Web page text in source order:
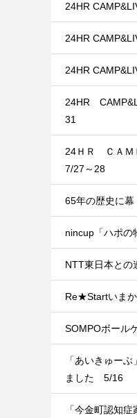
24HR
24HR
24HR
24HR
31
24ＨＲ ＣＡＭ
7/27～28
65年の歴史に幕
nincup「ハポの
NTT東日本との
Re★Startいまか
SOMPOボール
「あいきゅー
ました 5/16
「今金町認知